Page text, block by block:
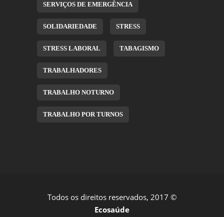
SERVIÇOS DE EMERGÊNCIA
SOLIDARIEDADE STRESS
STRESS LABORAL TABAGISMO
TRABALHADORES
TRABALHO NOTURNO
TRABALHO POR TURNOS
Todos os direitos reservados, 2017 ©
Ecosaúde